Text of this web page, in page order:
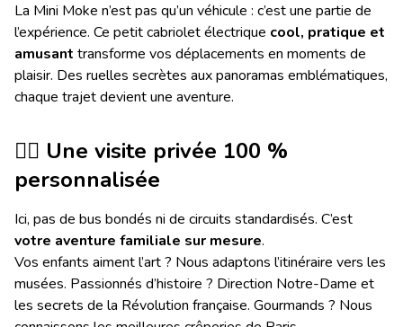
La Mini Moke n’est pas qu’un véhicule : c’est une partie de
l’expérience. Ce petit cabriolet électrique cool, pratique et
amusant transforme vos déplacements en moments de
plaisir. Des ruelles secrètes aux panoramas emblématiques,
chaque trajet devient une aventure.
🏴‍☠ Une visite privée 100 %
personnalisée
Ici, pas de bus bondés ni de circuits standardisés. C’est
votre aventure familiale sur mesure.
Vos enfants aiment l’art ? Nous adaptons l’itinéraire vers les
musées. Passionnés d’histoire ? Direction Notre-Dame et
les secrets de la Révolution française. Gourmands ? Nous